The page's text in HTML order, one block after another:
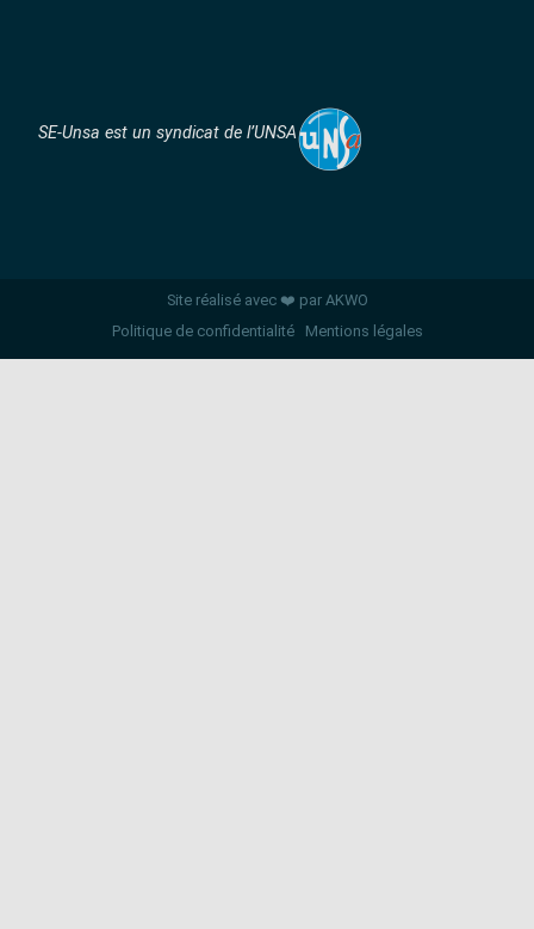
SE-Unsa est un syndicat de l’UNSA
Site réalisé avec ❤️ par AKWO
Politique de confidentialité
Mentions légales